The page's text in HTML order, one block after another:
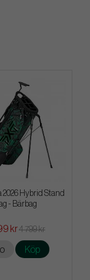
2026 Hybrid Stand
- Bärbag
kr4 799 kr
Köp